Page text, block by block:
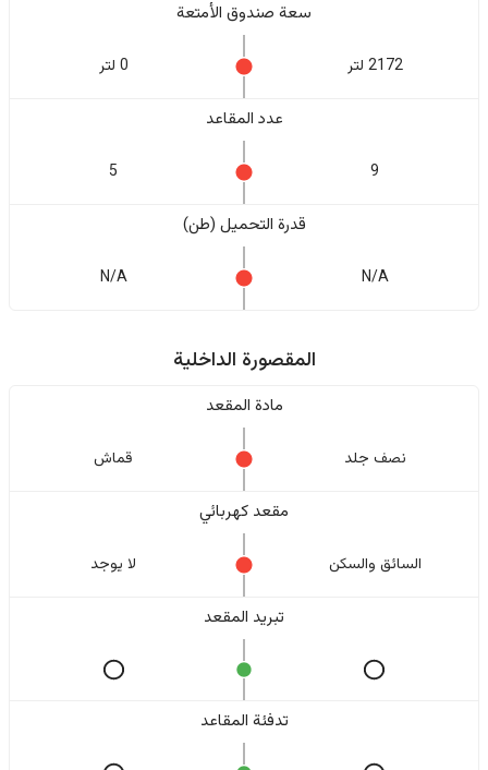
سعة صندوق الأمتعة
2172 لتر 0 لتر
عدد المقاعد
9
5
قدرة التحميل (طن)
N/A
N/A
المقصورة الداخلية
مادة المقعد
نصف جلد قماش
مقعد كهربائي
السائق والسکن لا یوجد
تبريد المقعد
تدفئة المقاعد